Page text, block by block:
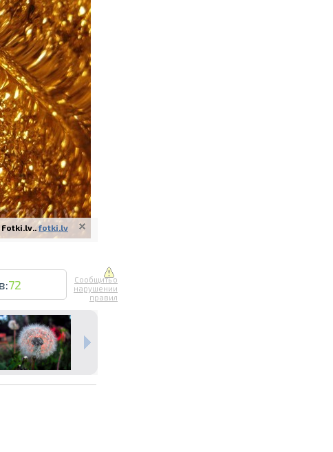
онлайн
фотографий
fotki.lv
72
Сообщить о
нарушении
правил